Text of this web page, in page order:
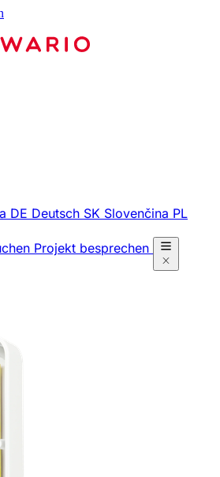
DE Deutsch SK Slovenčina PL
Projekt besprechen